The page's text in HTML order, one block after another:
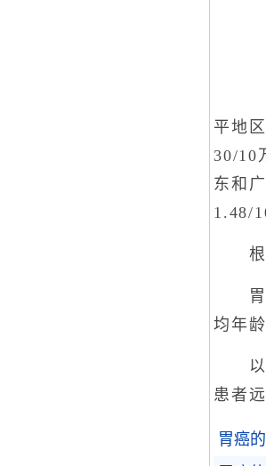
平地
30/10
东和
1.48/
根据
胃癌
均年
以性
患者
胃癌